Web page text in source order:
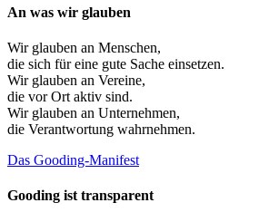
An was wir glauben
Wir glauben an Menschen,
die sich für eine gute Sache einsetzen.
Wir glauben an Vereine,
die vor Ort aktiv sind.
Wir glauben an Unternehmen,
die Verantwortung wahrnehmen.
Das Gooding-Manifest
Gooding ist transparent